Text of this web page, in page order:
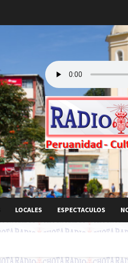
LOCALES ESPECTACULOS